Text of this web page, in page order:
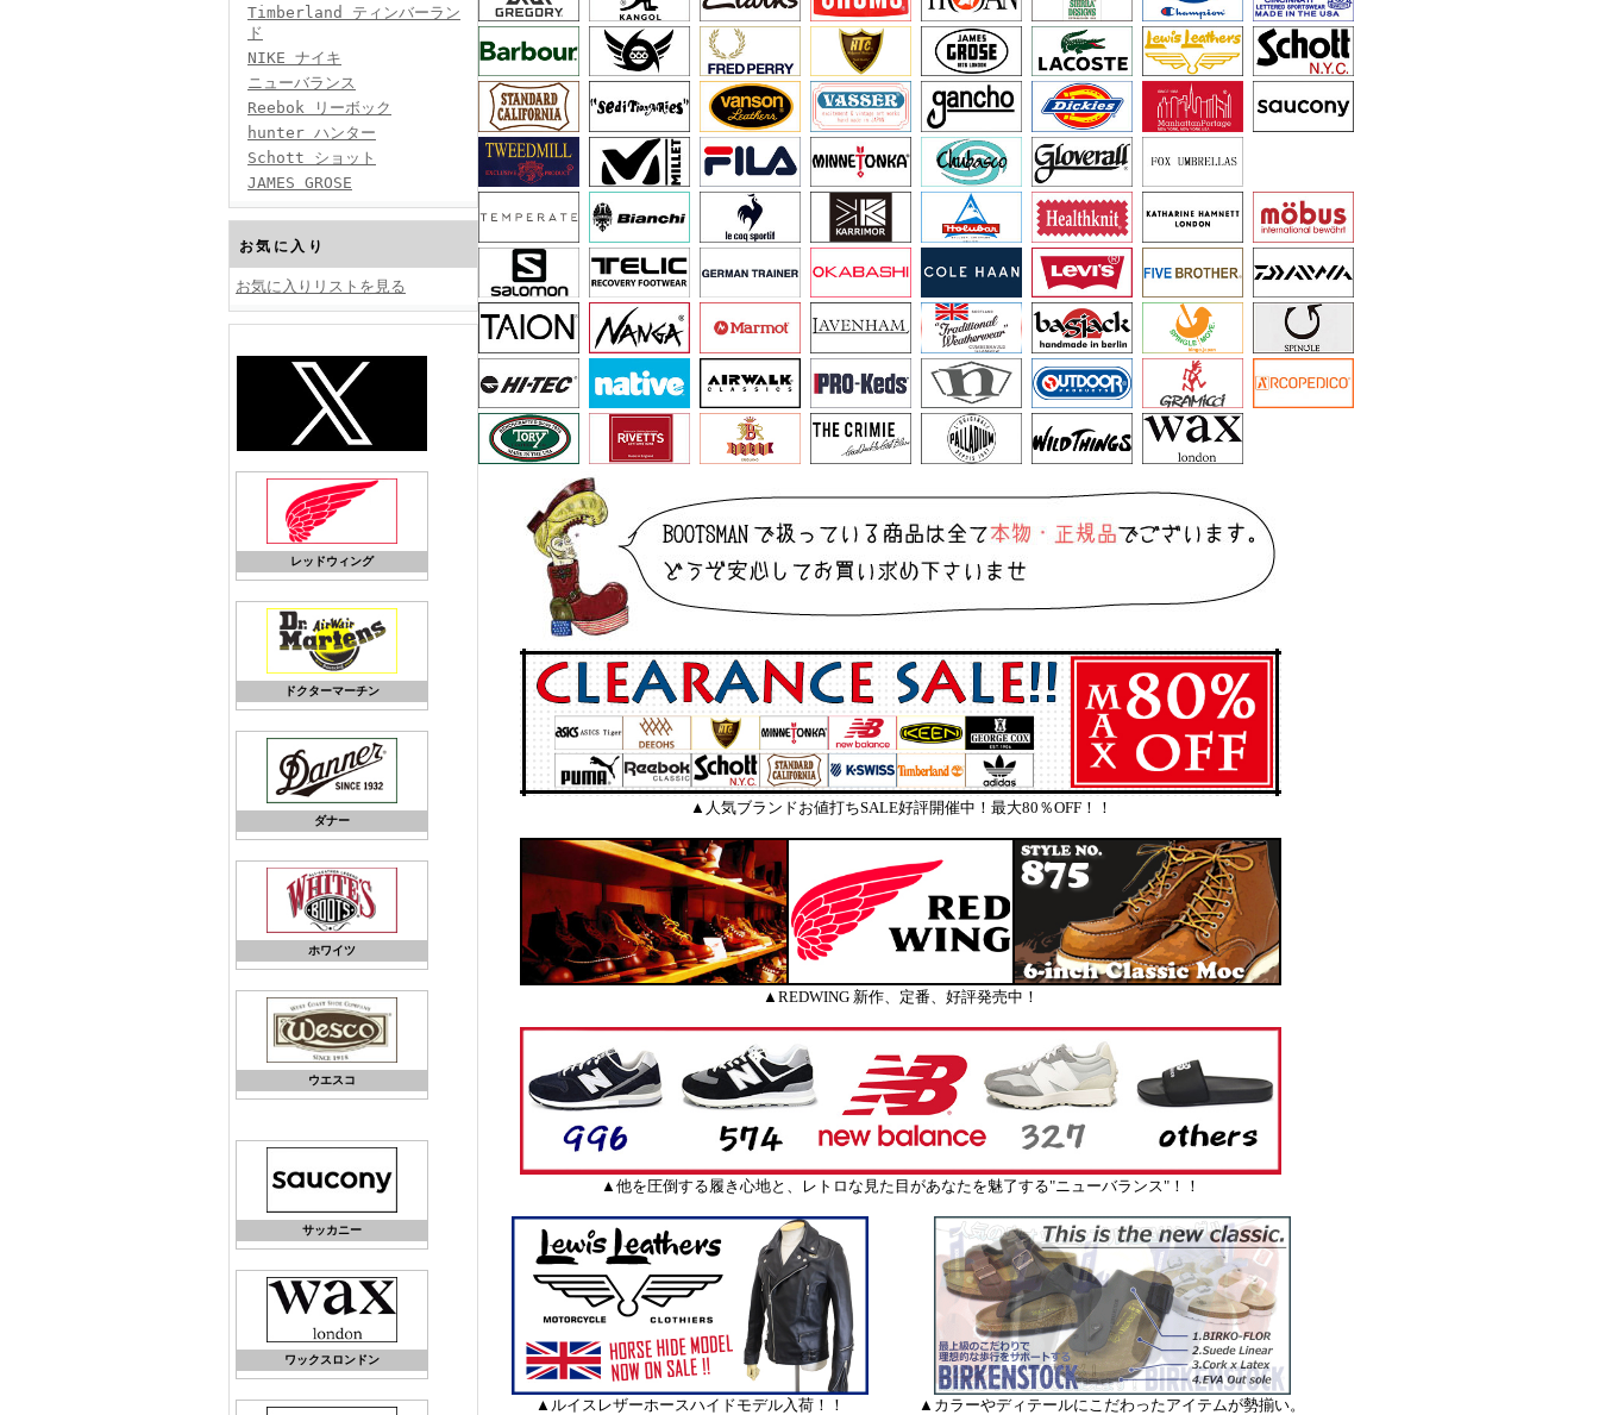
Timberland ティンバーラン
ド
NIKE ナイキ
ニューバランス
Reebok リーボック
hunter ハンター
Schott ショット
JAMES GROSE
お気に入り
お気に入りリストを見る
レッドウィング
ドクターマーチン
ダナー
ホワイツ
ウエスコ
サッカニー
ワックスロンドン
▲人気ブランドお値打ちSALE好評開催中！最大80％OFF！！
▲REDWING 新作、定番、好評発売中！
▲他を圧倒する履き心地と、レトロな見た目があなたを魅了する"ニューバランス"！！
▲ルイスレザーホースハイドモデル入荷！！ ▲カラーやディテールにこだわったアイテムが勢揃い。